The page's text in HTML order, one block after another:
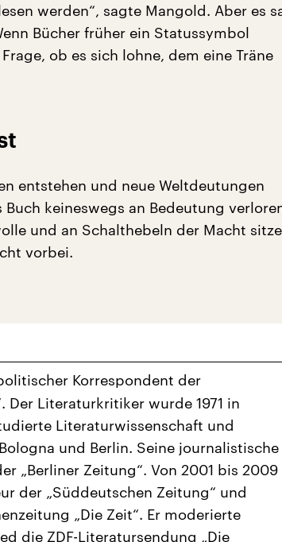
werden“, sagte Mangold. Aber es
Bücher früher ein Statussymbol
ob es sich lohne, dem eine Träne
entstehen und neue Weltdeutungen
keineswegs an Bedeutung
und an Schalthebeln der Macht
vorbei.
Korrespondent der
Der Literaturkritiker wurde 1971 in
Literaturwissenschaft und
und Berlin. Seine journalistische
„Berliner Zeitung“. Von 2001 bis 2009
der „Süddeutschen Zeitung“ und
„Die Zeit“. Er moderierte
die ZDF-Literatursendung „Die